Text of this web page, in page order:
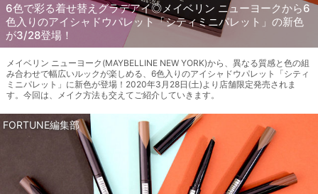
6色で彩る着せ替えグラデアイ◎メイベリン ニューヨークから6
色入りのアイシャドウパレット「シティミニパレット」の新色
が3/28登場！
メイベリン ニューヨーク(MAYBELLINE NEW YORK)から、異なる質感と色の組
み合わせで幅広いルックが楽しめる、6色入りのアイシャドウパレット「シティ
ミニパレット」に新色が登場！2020年3月28日(土)より店舗限定発売されま
す。今回は、メイク方法も交えてご紹介していきます。
FORTUNE編集部